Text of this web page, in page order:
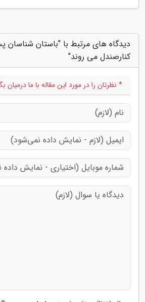
کنارصندل می روند"
* نظرتان را در مورد این مقاله با ما درمیان